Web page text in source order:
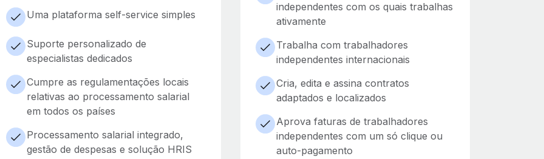
Uma plataforma self-service simples
Suporte personalizado de
especialistas dedicados
Cumpre as regulamentações locais
relativas ao processamento salarial
em todos os países
Processamento salarial integrado,
gestão de despesas e solução HRIS
independentes com os quais trabalhas
ativamente
Trabalha com trabalhadores
independentes internacionais
Cria, edita e assina contratos
adaptados e localizados
Aprova faturas de trabalhadores
independentes com um só clique ou
auto-pagamento